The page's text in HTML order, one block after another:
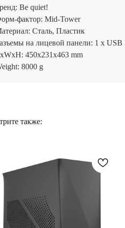
Be quiet!
фактор: Mid-Tower
Сталь, Пластик
на лицевой панели: 1 x
450x231x463 mm
8000 g
также: